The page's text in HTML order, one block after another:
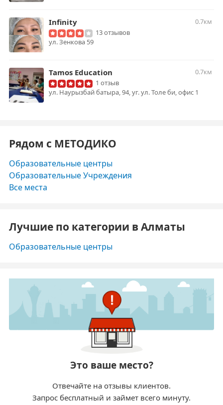
Infinity
0.7км
13 отзывов
ул. Зенкова 59
Tamos Education
0.7км
1 отзыв
ул. Наурызбай батыра, 94, уг. ул. Толе би, офис 1
Рядом с МЕТОДИКО
Образовательные центры
Образовательные Учреждения
Все места
Лучшие по категории в Алматы
Образовательные центры
Это ваше место?
Отвечайте на отзывы клиентов.
Запрос бесплатный и займет всего минуту.